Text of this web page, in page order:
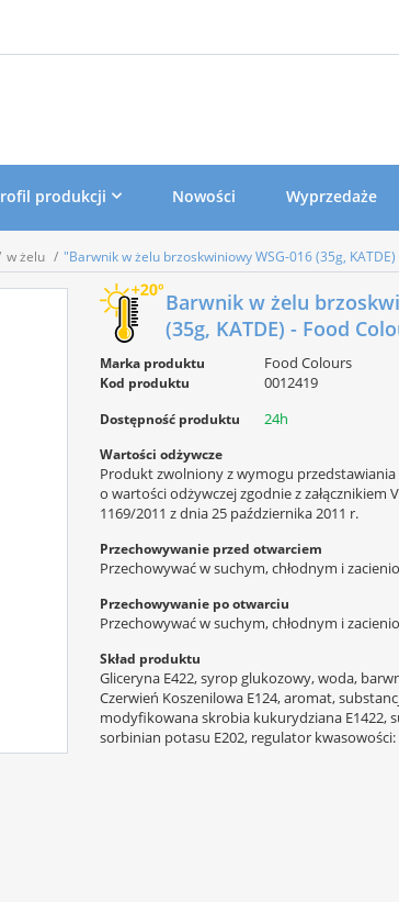
produkcji Nowości Wyprzedaże
w żelu "Barwnik w żelu brzoskwiniowy WSG-016 (35g,
Barwnik w żelu
(35g, KATDE) - Food
Marka produktu Food Colours
Kod produktu 0012419
Dostępność produktu 24h
Wartości odżywcze
Produkt zwolniony z wymogu
o wartości odżywczej zgodnie z załącznikiem
1169/2011 z dnia 25 października 2011 r.
Przechowywanie przed otwarciem
Przechowywać w suchym, chłodnym i
Przechowywanie po otwarciu
Przechowywać w suchym, chłodnym i
Skład produktu
Gliceryna E422, syrop glukozowy, woda,
Czerwień Koszenilowa E124, aromat,
modyfikowana skrobia kukurydziana E1422,
sorbinian potasu E202, regulator